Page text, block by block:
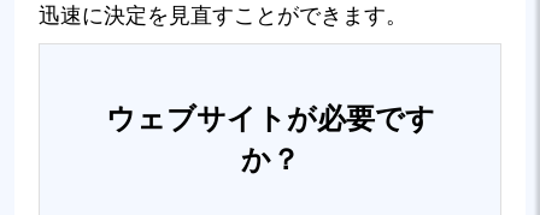
迅速に決定を見直すことができます。
ウェブサイトが必要です
か？